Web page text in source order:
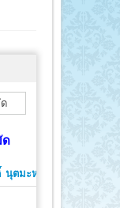
ด
ตมะหะหมัด